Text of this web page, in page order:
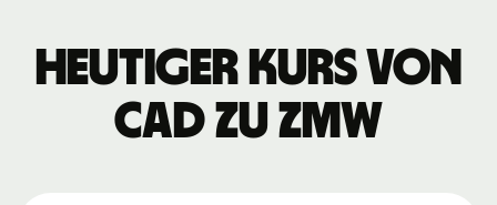
Heutiger Kurs von
CAD zu ZMW